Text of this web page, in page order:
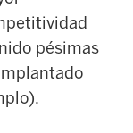
pésimas